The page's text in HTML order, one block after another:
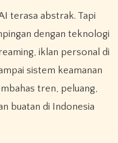
terasa abstrak. Tapi
dengan teknologi
iklan personal di
sistem keamanan
tren, peluang,
buatan di Indonesia